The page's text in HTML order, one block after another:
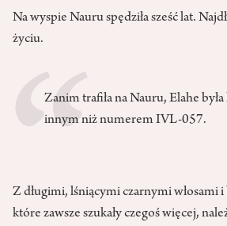
Na wyspie Nauru spędziła sześć lat.
życiu.
Zanim trafiła na Nauru, Elahe
innym niż numerem IVL-057.
Z długimi, lśniącymi czarnymi włosami
które zawsze szukały czegoś więcej,